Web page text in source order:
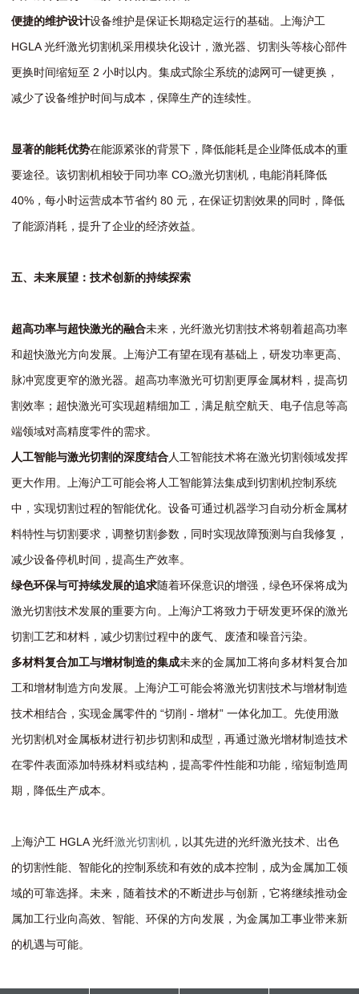
便捷的维护设计设备维护是保证长期稳定运行的基础。上海沪工
HGLA 光纤激光切割机采用模块化设计，激光器、切割头等核心部件
更换时间缩短至 2 小时以内。集成式除尘系统的滤网可一键更换，
减少了设备维护时间与成本，保障生产的连续性。
显著的能耗优势在能源紧张的背景下，降低能耗是企业降低成本的重
要途径。该切割机相较于同功率 CO₂激光切割机，电能消耗降低
40%，每小时运营成本节省约 80 元，在保证切割效果的同时，降低
了能源消耗，提升了企业的经济效益。
五、未来展望：技术创新的持续探索
超高功率与超快激光的融合未来，光纤激光切割技术将朝着超高功率
和超快激光方向发展。上海沪工有望在现有基础上，研发功率更高、
脉冲宽度更窄的激光器。超高功率激光可切割更厚金属材料，提高切
割效率；超快激光可实现超精细加工，满足航空航天、电子信息等高
端领域对高精度零件的需求。
人工智能与激光切割的深度结合人工智能技术将在激光切割领域发挥
更大作用。上海沪工可能会将人工智能算法集成到切割机控制系统
中，实现切割过程的智能优化。设备可通过机器学习自动分析金属材
料特性与切割要求，调整切割参数，同时实现故障预测与自我修复，
减少设备停机时间，提高生产效率。
绿色环保与可持续发展的追求随着环保意识的增强，绿色环保将成为
激光切割技术发展的重要方向。上海沪工将致力于研发更环保的激光
切割工艺和材料，减少切割过程中的废气、废渣和噪音污染。
多材料复合加工与增材制造的集成未来的金属加工将向多材料复合加
工和增材制造方向发展。上海沪工可能会将激光切割技术与增材制造
技术相结合，实现金属零件的 “切削 - 增材” 一体化加工。先使用激
光切割机对金属板材进行初步切割和成型，再通过激光增材制造技术
在零件表面添加特殊材料或结构，提高零件性能和功能，缩短制造周
期，降低生产成本。
上海沪工 HGLA 光纤激光切割机 ，以其先进的光纤激光技术、出色
的切割性能、智能化的控制系统和有效的成本控制，成为金属加工领
域的可靠选择。未来，随着技术的不断进步与创新，它将继续推动金
属加工行业向高效、智能、环保的方向发展，为金属加工事业带来新
的机遇与可能。